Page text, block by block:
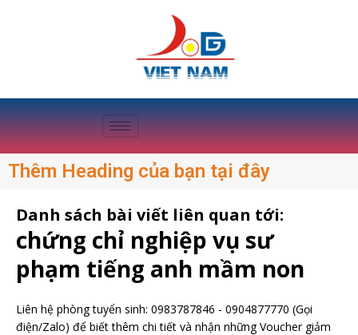
Thêm Heading của bạn tại đây
Danh sách bài viết liên quan tới:
chứng chỉ nghiệp vụ sư
phạm tiếng anh mầm non
Liên hệ phòng tuyển sinh: 0983787846 - 0904877770 (Gọi
điện/Zalo) để biết thêm chi tiết và nhận những Voucher giảm